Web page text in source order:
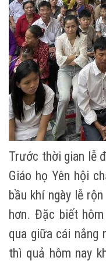
Trước thời gian lễ
Giáo họ Yên hội
bầu khí ngày lễ
hơn. Đặc biết
qua giữa cái nắng
thì quả hôm nay